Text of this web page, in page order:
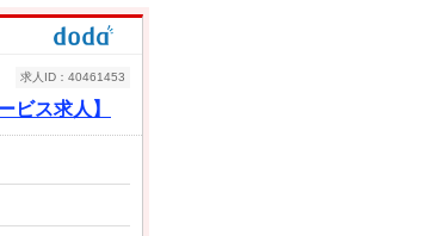
ビス求人】
求人ID：40461453